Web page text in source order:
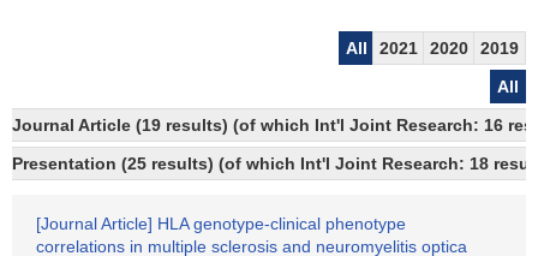
All 2021 2020
2019
All
Journal Article (19 results) (of which Int'l Joint Research: 16
Presentation (25 results) (of which Int'l Joint Research: 18
[Journal Article] HLA genotype-clinical phenotype
correlations in multiple sclerosis and neuromyelitis optica